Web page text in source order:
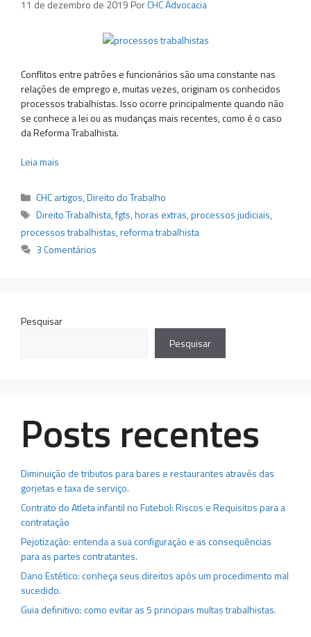
11 de dezembro de 2019 PorCHC Advocacia
Conflitos entre patrões e funcionários são uma constante nas
relações de emprego e, muitas vezes, originam os conhecidos
processos trabalhistas. Isso ocorre principalmente quando não
se conhece a lei ou as mudanças mais recentes, como é o caso
da Reforma Trabalhista.
Leia mais
Categorias
CHC artigos,Direito do Trabalho
Tags
Direito Trabalhista,fgts,horas extras,processos judiciais,
processos trabalhistas,reforma trabalhista
3 Comentários
Pesquisar
Pesquisar
Posts recentes
Diminuição de tributos para bares e restaurantes através das
gorjetas e taxa de serviço.
Contrato do Atleta infantil no Futebol: Riscos e Requisitos para a
contratação
Pejotização: entenda a sua configuração e as consequências
para as partes contratantes.
Dano Estético: conheça seus direitos após um procedimento mal
sucedido.
Guia definitivo: como evitar as 5 principais multas trabalhistas.